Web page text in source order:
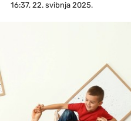
16:37, 22. svibnja 2025.